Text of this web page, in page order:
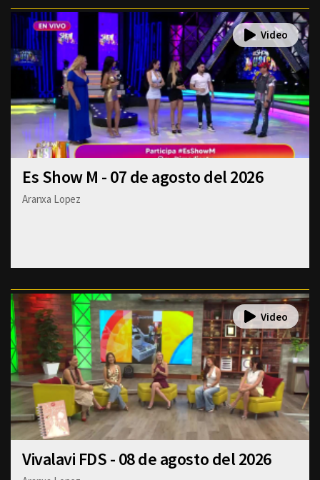
Es Show M - 07 de agosto del 2026
Aranxa Lopez
Vivalavi FDS - 08 de agosto del 2026